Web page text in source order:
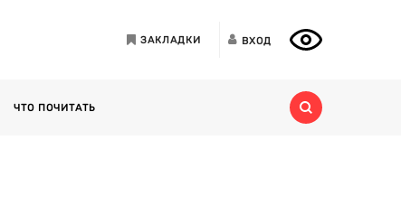
ЗАКЛАДКИ ВХОД
ЧТО ПОЧИТАТЬ